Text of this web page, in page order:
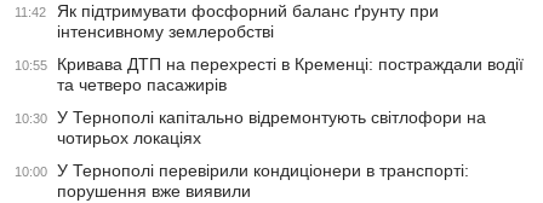
11:42
Як підтримувати фосфорний баланс ґрунту при
інтенсивному землеробстві
10:55
Кривава ДТП на перехресті в Кременці: постраждали водії
та четверо пасажирів
10:30
У Тернополі капітально відремонтують світлофори на
чотирьох локаціях
10:00
У Тернополі перевірили кондиціонери в транспорті:
порушення вже виявили